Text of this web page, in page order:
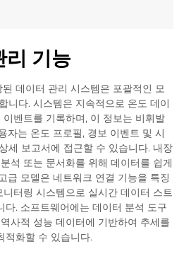
리 기능
데이터 관리 시스템은 포괄적인 모
니다. 시스템은 지속적으로 온도 데이
벤트를 기록하며, 이 정보는 비휘발
자는 온도 프로필, 경보 이벤트 및 시
세 보고서에 접근할 수 있습니다. 내장
석 또는 문서화를 위해 데이터를 쉽게
급 모델은 네트워크 연결 기능을 특징
터링 시스템으로 실시간 데이터 스트
다. 소프트웨어에는 데이터 분석 도구
사적 성능 데이터에 기반하여 추세를
적화할 수 있습니다.